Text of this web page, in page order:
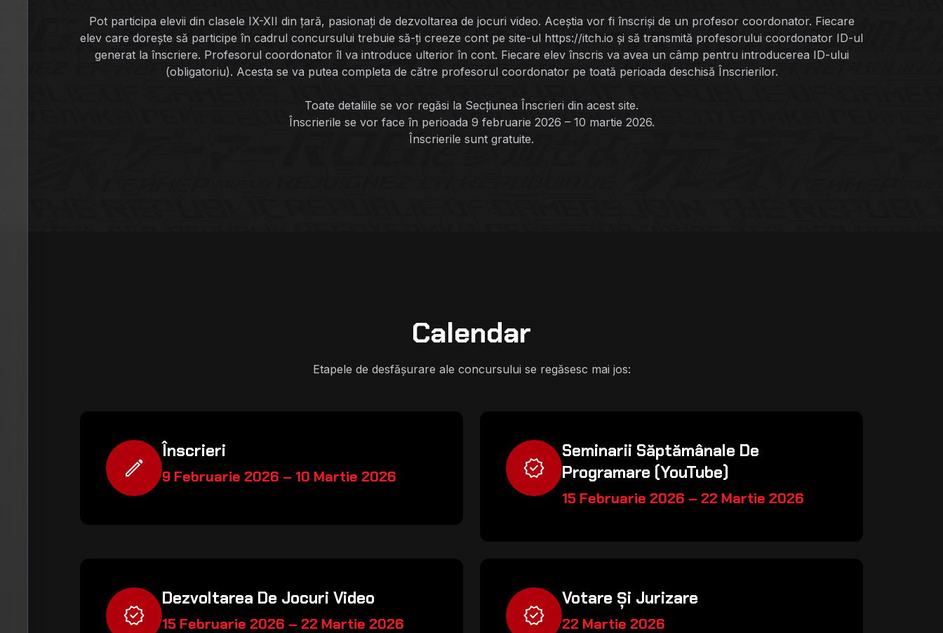
Pot participa elevii din clasele IX-XII din țară, pasionați de dezvoltarea de jocuri video. Aceștia vor fi înscriși de un profesor coordonator. Fiecare
elev care dorește să participe în cadrul concursului trebuie să-ți creeze cont pe site-ul https://itch.io și să transmită profesorului coordonator ID-ul
generat la înscriere. Profesorul coordonator îl va introduce ulterior în cont. Fiecare elev înscris va avea un câmp pentru introducerea ID-ului
(obligatoriu). Acesta se va putea completa de către profesorul coordonator pe toată perioada deschisă Înscrierilor.
Toate detaliile se vor regăsi la Secțiunea Înscrieri din acest site.
Înscrierile se vor face în perioada 9 februarie 2026 – 10 martie 2026.
Înscrierile sunt gratuite.
Calendar
Etapele de desfășurare ale concursului se regăsesc mai jos:
edit
Înscrieri
9 Februarie 2026 – 10 Martie 2026 verified
Seminarii Săptămânale De
Programare (YouTube)
15 Februarie 2026 – 22 Martie 2026
verified
Dezvoltarea De Jocuri Video
15 Februarie 2026 – 22 Martie 2026 verified
Votare Și Jurizare
22 Martie 2026